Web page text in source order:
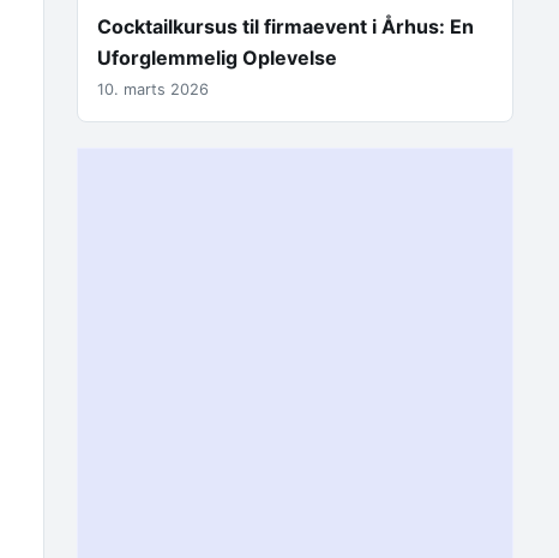
Cocktailkursus til firmaevent i Århus: En
Uforglemmelig Oplevelse
10. marts 2026